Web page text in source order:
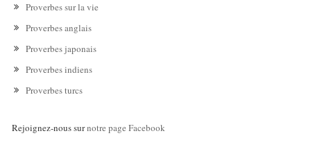
Proverbes sur la vie
Proverbes anglais
Proverbes japonais
Proverbes indiens
Proverbes turcs
Rejoignez-nous surnotre page Facebook